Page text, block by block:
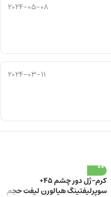
2024-05-08
2024-03-11
کرم-ژل دور چشم 45+
سوپرلیفتینگ هیالورن لیفت حجم